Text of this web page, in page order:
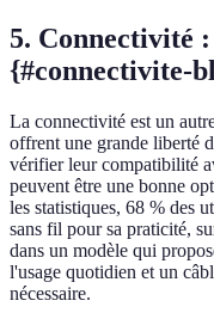
5. Connectivité
{#connectivite-
La connectivité est un
offrent une grande liberté
vérifier leur compatibilité
peuvent être une bonne
les statistiques, 68 % des
sans fil pour sa praticité,
dans un modèle qui
l'usage quotidien et un
nécessaire.